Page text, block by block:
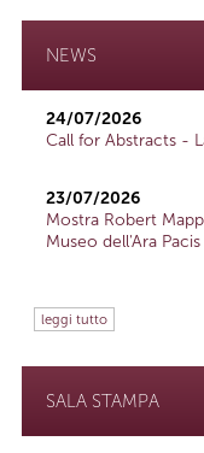
NEWS
24/07/2026
Call for Abstracts -
23/07/2026
Mostra Robert
Museo dell'Ara
leggi tutto
SALA STAMPA